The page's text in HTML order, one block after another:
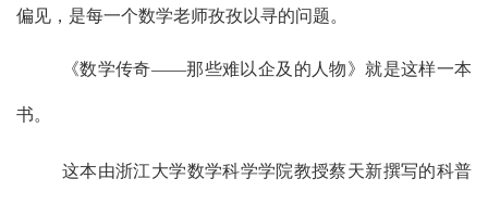
偏见，是每一个数学老师孜孜以寻的问题。
《数学传奇——那些难以企及的人物》就是这样一本
书。
这本由浙江大学数学科学学院教授蔡天新撰写的科普